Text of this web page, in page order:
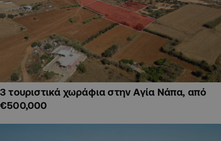
3 τουριστικά χωράφια στην Αγία Νάπα, από
€500,000